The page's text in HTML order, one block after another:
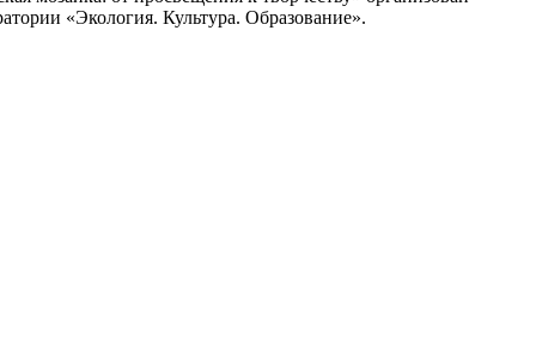
«Экология. Культура. Образование».